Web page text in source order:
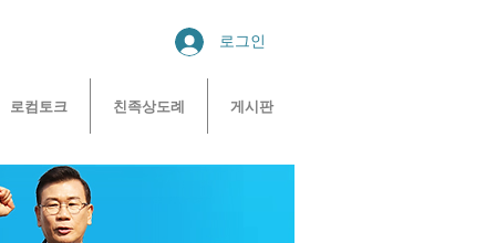
로그인
로컴토크 친족상도례 게시판